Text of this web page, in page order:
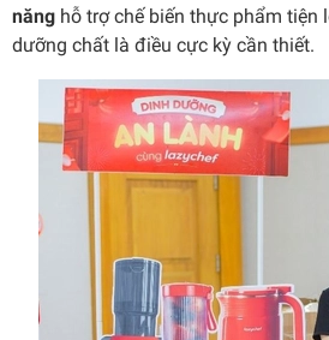
năng hỗ trợ chế biến thực phẩm tiện
dưỡng chất là điều cực kỳ cần thiết.